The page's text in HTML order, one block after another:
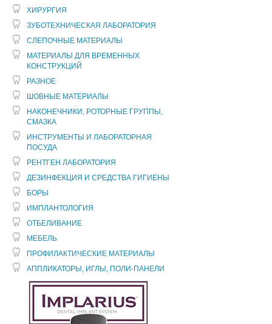
ХИРУРГИЯ
ЗУБОТЕХНИЧЕСКАЯ ЛАБОРАТОРИЯ
СЛЕПОЧНЫЕ МАТЕРИАЛЫ
МАТЕРИАЛЫ ДЛЯ ВРЕМЕННЫХ
КОНСТРУКЦИЙ
РАЗНОЕ
ШОВНЫЕ МАТЕРИАЛЫ
НАКОНЕЧНИКИ, РОТОРНЫЕ ГРУППЫ,
СМАЗКА
ИНСТРУМЕНТЫ И ЛАБОРАТОРНАЯ
ПОСУДА
РЕНТГЕН ЛАБОРАТОРИЯ
ДЕЗИНФЕКЦИЯ И СРЕДСТВА ГИГИЕНЫ
БОРЫ
ИМПЛАНТОЛОГИЯ
ОТБЕЛИВАНИЕ
МЕБЕЛЬ
ПРОФИЛАКТИЧЕСКИЕ МАТЕРИАЛЫ
АППЛИКАТОРЫ, ИГЛЫ, ПОЛИ-ПАНЕЛИ